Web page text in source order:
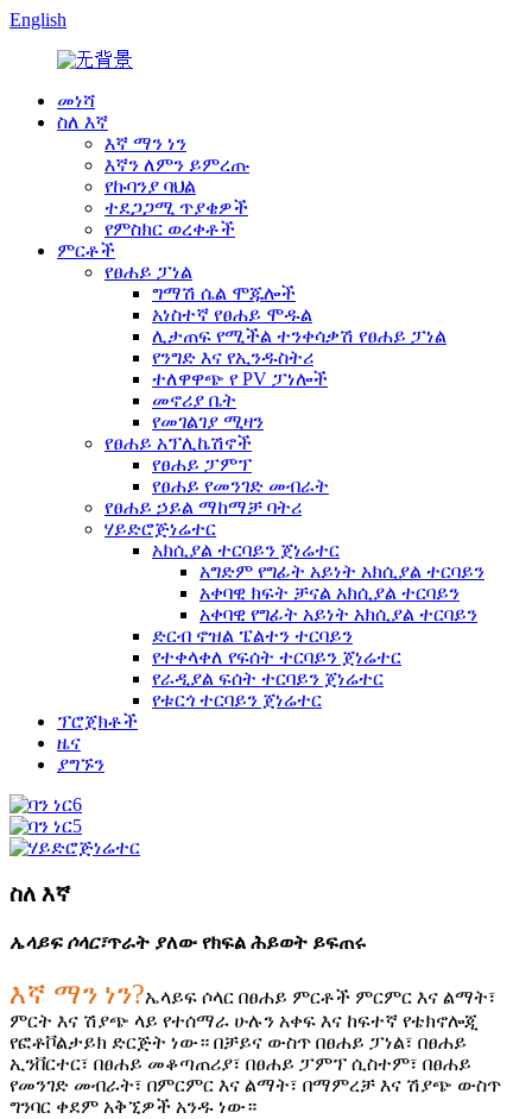
English
መነሻ
ስለ እኛ
እኛ ማን ነን
እኛን ለምን ይምረጡ
የኩባንያ ባህል
ተደጋጋሚ ጥያቄዎች
የምስክር ወረቀቶች
ምርቶች
የፀሐይ ፓነል
ግማሽ ሴል ሞጁሎች
አነስተኛ የፀሐይ ሞዱል
ሊታጠፍ የሚችል ተንቀሳቃሽ የፀሐይ ፓነል
የንግድ እና የኢንዱስትሪ
ተለዋዋጭ የ PV ፓነሎች
መኖሪያ ቤት
የመገልገያ ሚዛን
የፀሐይ አፕሊኬሽኖች
የፀሐይ ፓምፕ
የፀሐይ የመንገድ መብራት
የፀሐይ ኃይል ማከማቻ ባትሪ
ሃይድሮጅነሬተር
አክሲያል ተርባይን ጀነሬተር
አግድም የግፊት አይነት አክሲያል ተርባይን
አቀባዊ ክፍት ቻናል አክሲያል ተርባይን
አቀባዊ የግፊት አይነት አክሲያል ተርባይን
ድርብ ኖዝል ፔልተን ተርባይን
የተቀላቀለ የፍሰት ተርባይን ጀነሬተር
የራዲያል ፍሰት ተርባይን ጀነሬተር
የቱርጎ ተርባይን ጀነሬተር
ፕሮጀክቶች
ዜና
ያግኙን
ስለ እኛ
ኤላይፍ ሶላር፣ጥራት ያለው የክፍል ሕይወት ይፍጠሩ
እኛ ማን ነን?ኤላይፍ ሶላር በፀሐይ ምርቶች ምርምር እና ልማት፣
ምርት እና ሽያጭ ላይ የተሰማራ ሁሉን አቀፍ እና ከፍተኛ የቴክኖሎጂ
የፎቶቮልታይክ ድርጅት ነው። በቻይና ውስጥ በፀሐይ ፓነል፣ በፀሐይ
ኢንቨርተር፣ በፀሐይ መቆጣጠሪያ፣ በፀሐይ ፓምፕ ሲስተም፣ በፀሐይ
የመንገድ መብራት፣ በምርምር እና ልማት፣ በማምረቻ እና ሽያጭ ውስጥ
ግንባር ቀደም አቅኚዎች አንዱ ነው።